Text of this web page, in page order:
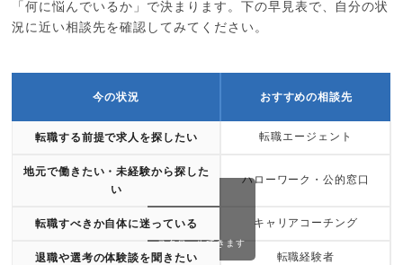
「何に悩んでいるか」で決まります。下の早見表で、自分の状
況に近い相談先を確認してみてください。
今の状況 おすすめの相談先
転職する前提で求人を探したい 転職エージェント
地元で働きたい・未経験から探した
い
ハローワーク・公的窓口
転職すべきか自体に迷っている キャリアコーチング
退職や選考の体験談を聞きたい 転職経験者
スクロールできます